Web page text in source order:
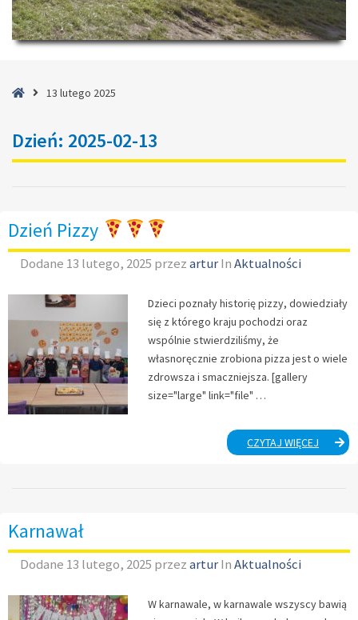
Strona13 lutego 2025
Dzień: 2025-02-13
Dzień Pizzy
Dodane 13 lutego, 2025 przezarturInAktualności
Dzieci poznały historię pizzy, dowiedziały
się z którego kraju pochodzi oraz
wspólnie stwierdziliśmy, że
własnoręcznie zrobiona pizza jest o wiele
zdrowsza i smaczniejsza. [gallery
size="large" link="file" …
CZYTAJ WIĘCEJ DZIEŃ
PIZZY
Karnawał
Dodane 13 lutego, 2025 przezarturInAktualności
W karnawale, w karnawale wszyscy bawią